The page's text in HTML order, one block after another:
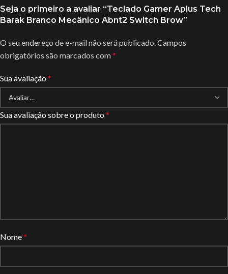
Seja o primeiro a avaliar “Teclado Gamer Aplus Tech
Barak Branco Mecânico Abnt2 Switch Brow”
O seu endereço de e-mail não será publicado. Campos
obrigatórios são marcados com*
Sua avaliação *
Sua avaliação sobre o produto *
Nome*